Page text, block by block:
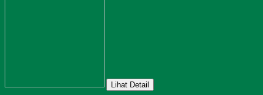
Lihat Detail